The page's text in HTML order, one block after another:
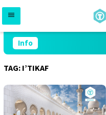
Skip
content
Info
TAG: I’TIKAF